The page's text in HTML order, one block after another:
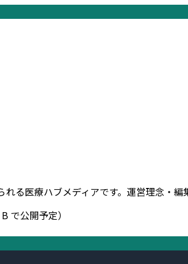
る医療ハブメディアです。運営理念・編
B で公開予定）